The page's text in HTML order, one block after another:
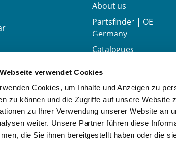
verwendet Cookies
Cookies, um Inhalte und Anzeigen zu
zu können und die Zugriffe auf unsere Website
zu Ihrer Verwendung unserer Website an
weiter. Unsere Partner führen diese
die Sie ihnen bereitgestellt haben oder die
About us
Partsfinder | OE
Germany
Catalogues